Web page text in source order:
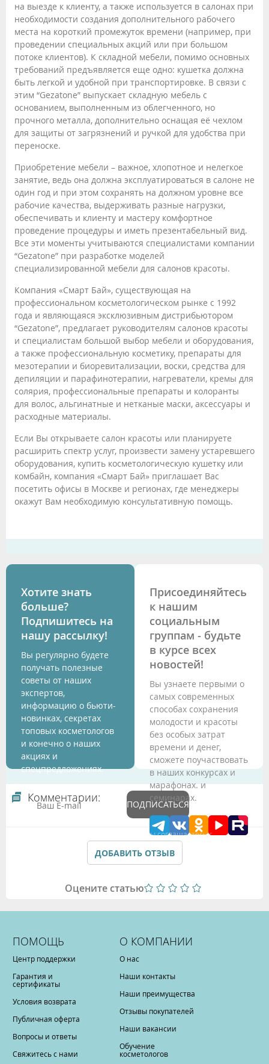
на выезде к клиенту, а также используется в салонах при
необходимости создания дополнительного рабочего
места на короткий промежуток времени (например, при
проведении специальных акций или при большом
потоке клиентов). К складной мебели, помимо основных
требований предъявляется еще одно: кушетка должна
быть легкой и удобной при транспортировке. В связи с
этим “Gezatone” выпускает складную мебель с
основанием, выполненным из облегченного, но
прочного металла, дополнительно оснащая её чехлом
для защиты от загрязнений и ручкой для удобства при
переноске.
Приобретение мебели – важное, хлопотное и нелегкое
занятие, ведь она должна эксплуатироваться в салоне не
один год и при этом сохранять на должном уровне все
рабочие качества, выдерживать разные нагрузки,
обеспечивать и клиенту и мастеру комфортное
проведение процедуры и иметь презентабельный вид.
Все эти моменты учитываются специалистами компании
“Gezatone” при разработке моделей
специализированной мебели для салонов красоты.
Компания «Смарт Бай», существующая на
профессиональном косметологическом рынке с 1992
года и являющаяся эксклюзивным дистрибьютором
“Gezatone”, предлагает руководителям салонов красоты
и специалистам большой выбор мебели и оборудования,
а также профессиональную косметику, препараты для
мезотерапии и биоревитализации, воски, средства для
депиляции и парафинотерапии, нагреватели, кремы для
солярия, профессиональные препараты и колоранты
для волос, альгинатные и нетканые маски, аксессуары и
расходные материалы.
Если Вы открываете салон красоты или планируете
расширить спектр услуг, произвести замену устаревшего
оборудования, купить косметологическую кушетку или
комбайн, компания «Смарт Бай» приглашает Вас
посетить офисы в Москве и регионах, где менеджеры
окажут Вам необходимую консультативную помощь.
Хотите знать
больше?
Подпишитесь на
нашу рассылку!
Вы регулярно будете
получать полезные
советы от наших
экспертов,
информацию о бьюти-
новинках, секретах
топовых косметологов
и конечно о наших
акциях и
спецпредложениях.
ПОДПИСАТЬСЯ
Подтверждая данные формы Вы соглашаетесь с
Политикой обработки персональных данных
Присоединяйтесь
к нашим
социальным
группам - будьте
в курсе всех
новостей!
Вы узнаете первыми о
самых современных
способах сохранения
молодости и красоты
без особых затрат
времени и денег,
сможете поучаствовать
в наших конкурсах и
марафонах. и
семинарах.
Комментарии:
ДОБАВИТЬ ОТЗЫВ
Оцените статью
ПОМОЩЬ
Центр поддержки
Гарантия и
сертификаты
Условия возврата
Публичная оферта
Вопросы и ответы
Свяжитесь с нами
О КОМПАНИИ
О нас
Наши контакты
Наши преимущества
Отзывы покупателей
Наши вакансии
Обучение
косметологов